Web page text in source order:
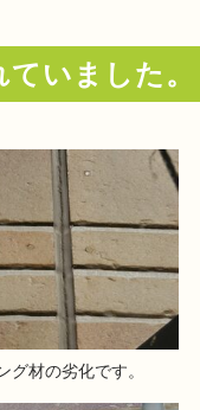
いました。
グ材の劣化です。